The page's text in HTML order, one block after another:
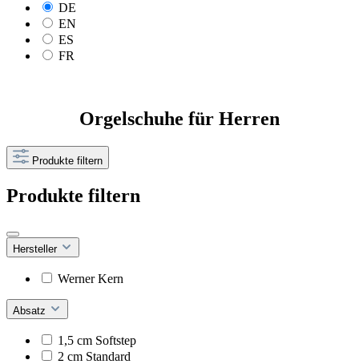
DE
EN
ES
FR
Orgelschuhe für Herren
Produkte filtern
Produkte filtern
Hersteller
Werner Kern
Absatz
1,5 cm Softstep
2 cm Standard